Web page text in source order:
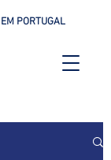
PORTUGAL